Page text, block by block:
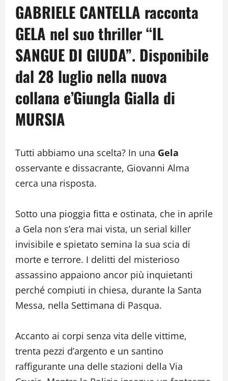
GABRIELE CANTELLA racconta
GELA nel suo thriller “IL
SANGUE DI GIUDA”. Disponibile
dal 28 luglio nella nuova
collana e’Giungla Gialla di
MURSIA
Tutti abbiamo una scelta? In una Gela
osservante e dissacrante, Giovanni Alma
cerca una risposta.
Sotto una pioggia fitta e ostinata, che in aprile
a Gela non s’era mai vista, un serial killer
invisibile e spietato semina la sua scia di
morte e terrore. I delitti del misterioso
assassino appaiono ancor più inquietanti
perché compiuti in chiesa, durante la Santa
Messa, nella Settimana di Pasqua.
Accanto ai corpi senza vita delle vittime,
trenta pezzi d’argento e un santino
raffigurante una delle stazioni della Via